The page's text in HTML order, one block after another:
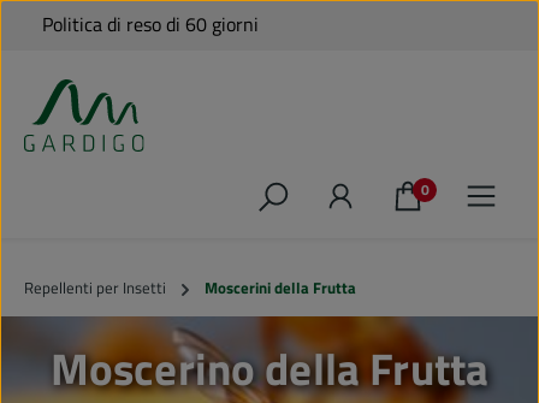
Passa al contenuto principale
Politica di reso di 60 giorni
0
Repellenti per Insetti Moscerini della Frutta
Moscerino della Frutta